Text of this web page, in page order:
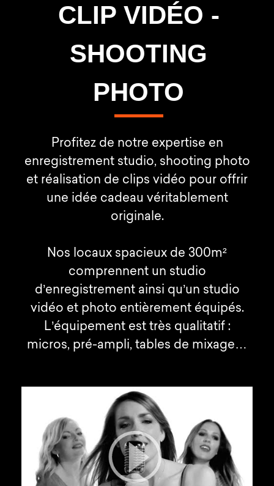
CLIP VIDÉO -
SHOOTING
PHOTO
Profitez de notre expertise en
enregistrement studio, shooting photo
et réalisation de clips vidéo pour offrir
une idée cadeau véritablement
originale.
Nos locaux spacieux de 300m²
comprennent un studio
d’enregistrement ainsi qu’un studio
vidéo et photo entièrement équipés.
L’équipement est très qualitatif :
micros, pré-ampli, tables de mixage…